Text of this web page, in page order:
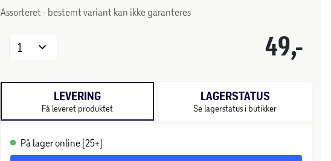
Assorteret - bestemt variant kan ikke garanteres
49,-
1
LEVERING
Få leveret produktet
LAGERSTATUS
Se lagerstatus i butikker
På lager online (25+)